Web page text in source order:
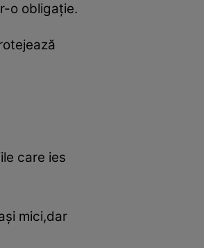
o obligație.
care ies
mici,dar